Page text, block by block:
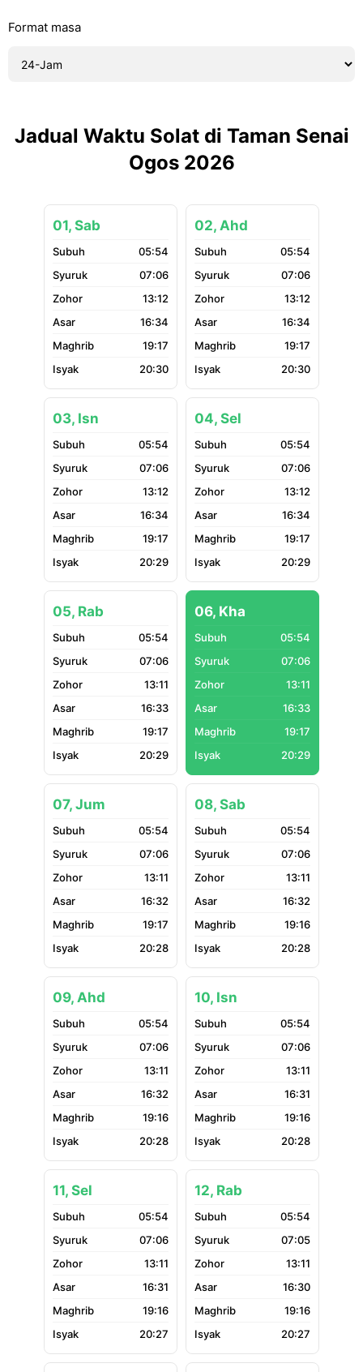
Format masa
Jadual Waktu Solat di Taman Senai
Ogos 2026
01, Sab
05:54
07:06
13:12
16:34
19:17
20:30
02, Ahd
05:54
07:06
13:12
16:34
19:17
20:30
03, Isn
05:54
07:06
13:12
16:34
19:17
20:29
04, Sel
05:54
07:06
13:12
16:34
19:17
20:29
05, Rab
05:54
07:06
13:11
16:33
19:17
20:29
06, Kha
05:54
07:06
13:11
16:33
19:17
20:29
07, Jum
05:54
07:06
13:11
16:32
19:17
20:28
08, Sab
05:54
07:06
13:11
16:32
19:16
20:28
09, Ahd
05:54
07:06
13:11
16:32
19:16
20:28
10, Isn
05:54
07:06
13:11
16:31
19:16
20:28
11, Sel
05:54
07:06
13:11
16:31
19:16
20:27
12, Rab
05:54
07:05
13:11
16:30
19:16
20:27